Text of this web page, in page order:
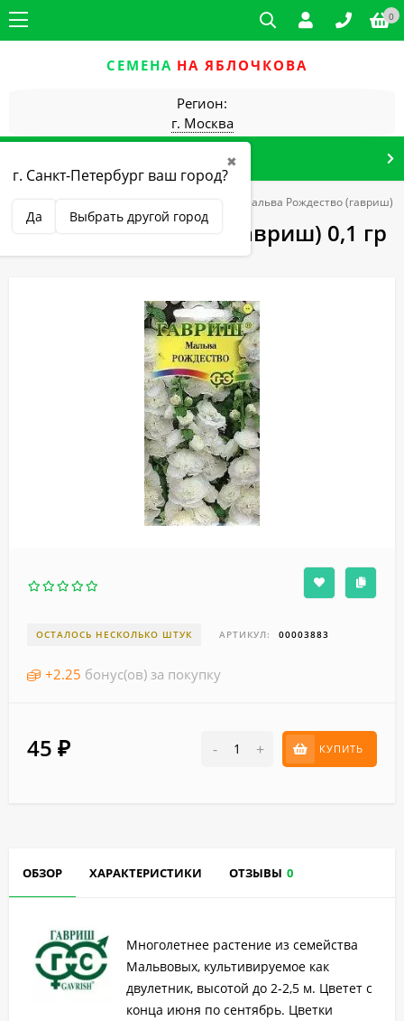
0
СЕМЕНА НА ЯБЛОЧКОВА
Регион:
г. Москва
✖
г. Санкт-Петербург ваш город?
Да Выбрать другой город
Мальва Рождество (гавриш)
Мальва Рождество (гавриш) 0,1 гр
ОСТАЛОСЬ НЕСКОЛЬКО ШТУК АРТИКУЛ: 00003883
+2.25 бонус(ов) за покупку
45 ₽ - + КУПИТЬ
ОБЗОР ХАРАКТЕРИСТИКИ ОТЗЫВЫ 0
Многолетнее растение из семейства
Мальвовых, культивируемое как
двулетник, высотой до 2-2,5 м. Цветет с
конца июня по сентябрь. Цветки